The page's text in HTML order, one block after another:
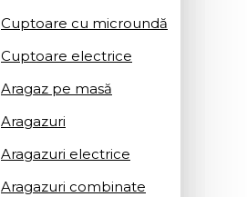
Cuptoare cu microundă
Cuptoare electrice
Aragaz pe masă
Aragazuri
Aragazuri electrice
Aragazuri combinate